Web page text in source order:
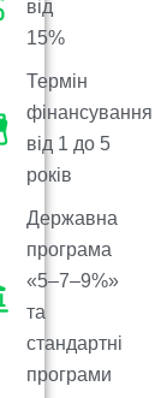
від
15%
Термін
фінансування
від 1 до 5
років
Державна
програма
«5–7–9%»
та
стандартні
програми